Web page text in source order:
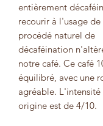
entièrement
recourir à l'usage de
procédé naturel de
décaféination
notre café. Ce café
équilibré, avec une
agréable. L'intensité
origine est de 4/10.